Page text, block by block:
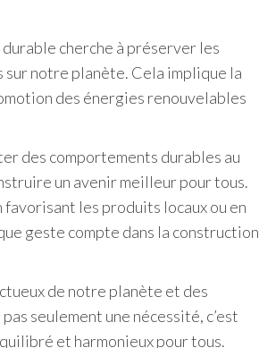
cherche à préserver les
notre planète. Cela implique la
des énergies renouvelables
des comportements durables au
un avenir meilleur pour tous.
favorisant les produits locaux ou en
geste compte dans la construction
de notre planète et des
seulement une nécessité, c’est
et harmonieux pour tous.